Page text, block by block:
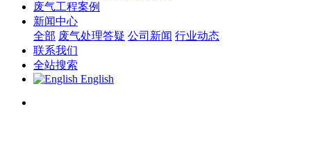
废气工程案例
新闻中心
全部 废气处理答疑 公司新闻 行业动态
联系我们
全站搜索
English